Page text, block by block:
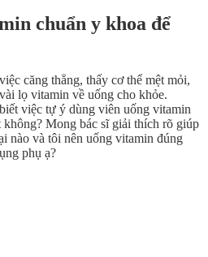
chuẩn y khoa để
căng thẳng, thấy cơ thể mệt mỏi,
lọ vitamin về uống cho khỏe.
việc tự ý dùng viên uống vitamin
Mong bác sĩ giải thích rõ giúp
nào và tôi nên uống vitamin đúng
phụ ạ?